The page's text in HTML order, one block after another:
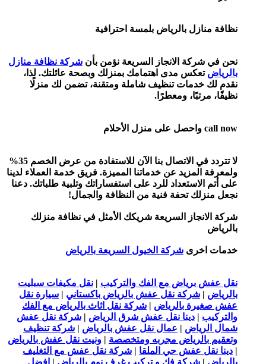
بالرياض بلمسة احترافية
الانجاز السريعة نؤمن بأنشركة نظافة منازل
مدى اهتمامك بمنزلك وبصحة عائلتك. لذا،
تنظيف شاملة ومتقنة، تضمن لك منزلًا
ومعطرًا.
لا تتردد في الاتصال بنا الآن للاستفادة من عرض الخصم 35%
عن خدماتنا المميزة. فريق خدمة العملاء لدينا
للرد على استفساراتك وتلبية طلباتك. دعنا
تحفة فنية من النظافة والجمال!
السريعة شريكك الأمثل في نظافة منزلك
شركة الخيول السريعة بالرياض
مع الفك والتركيب| نقل مكيفات سبليت
شركة نقل عفش بالرياض باكستاني| سيارة نقل
بالرياض |شركة نقل اثاث بالرياض مع الفك
دينا نقل عفش شرق الرياض|شركة نقل عفش
عمال نقل عفش بالرياض |شركة تنظيف
مجربه ومتخصصة| ونيت نقل عفش بالرياض
عفش حي الملقا|شركة نقل عفش مع التغليف
شركة فك و تركيب غرف نوم بالرياض |افضل